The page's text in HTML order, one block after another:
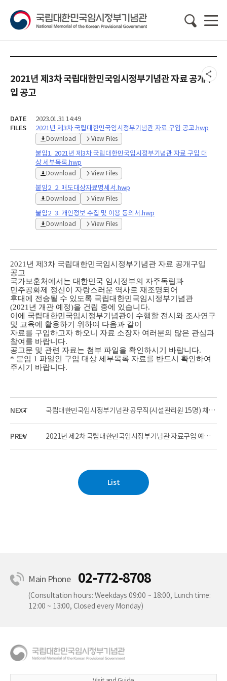
2021년 제3차 국립대한민국임시정부기념관 자료 공개구
입 공고
DATE
2023.01.31 14:49
FILES
2021년 제3차 국립대한민국임시정부기념관 자료 구입 공고.hwp
Download View Files
붙임1. 2021년 제3차 국립대한민국임시정부기념관 자료 구입 대
상 세부목록.hwp
Download View Files
붙임2_2. 매도대상자료명세서.hwp
Download View Files
붙임2_3. 개인정보 수집 및 이용 동의서.hwp
Download View Files
2021년 제3차 국립대한민국임시정부기념관 자료 공개구입
공고
국가보훈처에서는 대한민국 임시정부의 자주독립과
민주공화제 정신이 자랑스러운 역사로 재조명되어
후대에 전승될 수 있도록 국립대한민국임시정부기념관
(2021년 개관 예정)을 건립 중에 있습니다.
이에 국립대한민국임시정부기념관이 수행할 전시와 조사연구
및 교육에 활용하기 위하여 다음과 같이
자료를 구입하고자 하오니 자료 소장자 여러분의 많은 관심과
참여를 바랍니다.
공고문 및 관련 자료는 첨부 파일을 확인하시기 바랍니다.
* 붙임 1 파일인 구입 대상 세부목록 자료를 반드시 확인하여
주시기 바랍니다.
NEXT 국립대한민국임시정부기념관 공무직(시설관리원 15명) 채용 공고
PREV 2021년 제2차 국립대한민국임시정부기념관 자료구입 예정자료 내역 공개
List
Main Phone 02-772-8708
(Consultation hours: Weekdays 09:00 ~ 18:00, Lunch time:
12:00 ~ 13:00, Closed every Monday)